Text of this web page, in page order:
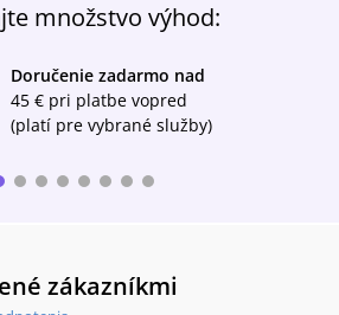
množstvo výhod:
Doručenie zadarmo nad
45 € pri platbe vopred
(platí pre vybrané služby)
zákazníkmi